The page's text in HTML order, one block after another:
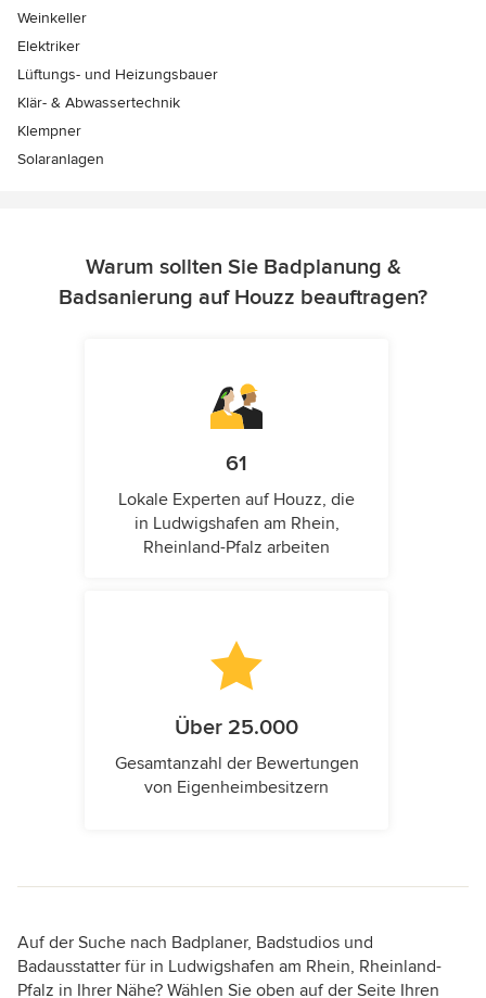
Weinkeller
Elektriker
Lüftungs- und Heizungsbauer
Klär- & Abwassertechnik
Klempner
Solaranlagen
Warum sollten Sie Badplanung &
Badsanierung auf Houzz beauftragen?
61
Lokale Experten auf Houzz, die
in Ludwigshafen am Rhein,
Rheinland-Pfalz arbeiten
Über 25.000
Gesamtanzahl der Bewertungen
von Eigenheimbesitzern
Auf der Suche nach Badplaner, Badstudios und
Badausstatter für in Ludwigshafen am Rhein, Rheinland-
Pfalz in Ihrer Nähe? Wählen Sie oben auf der Seite Ihren